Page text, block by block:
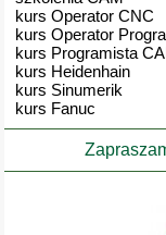
kurs Operator CNC
kurs Operator
kurs Programista
kurs Heidenhain
kurs Sinumerik
kurs Fanuc